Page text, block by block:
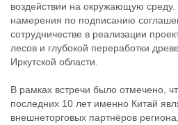
воздействии на окружающую
намерения по подписанию
сотрудничестве в реализации
лесов и глубокой переработки
Иркутской области.
В рамках встречи было отмечено,
последних 10 лет именно Китай
внешнеторговых партнёров